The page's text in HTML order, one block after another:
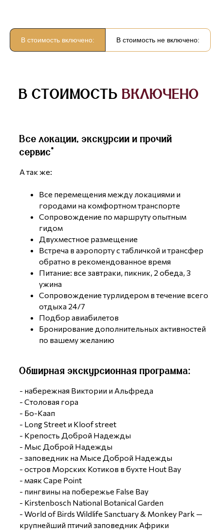
В стоимость включено: В стоимость не включено:
В СТОИМОСТЬ ВКЛЮЧЕНО
Все локации, экскурсии и прочий
сервис*
А так же:
Все перемещения между локациями и
городами на комфортном транспорте
Сопровождение по маршруту опытным
гидом
Двухместное размещение
Встреча в аэропорту с табличкой и трансфер
обратно в рекомендованное время
Питание: все завтраки, пикник, 2 обеда, 3
ужина
Сопровождение турлидером в течение всего
отдыха 24/7
Подбор авиабилетов
Бронирование дополнительных активностей
по вашему желанию
Обширная экскурсионная программа:
- набережная Виктории и Альфреда
- Столовая гора
- Бо-Каап
- Long Street и Kloof street
- Крепость Доброй Надежды
- Мыс Доброй Надежды
- заповедник на Мысе Доброй Надежды
- остров Морских Котиков в бухте Hout Bay
- маяк Cape Point
- пингвины на побережье False Bay
- Kirstenbosch National Botanical Garden
- World of Birds Wildlife Sanctuary & Monkey Park —
крупнейший птичий заповедник Африки